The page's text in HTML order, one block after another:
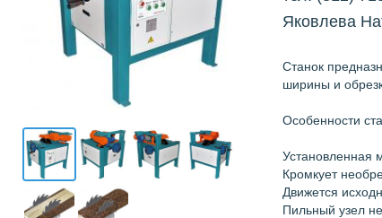
Яковлева
Станок
ширины и
Особенности
Установленная
Кромкует
Движется
Пильный узел